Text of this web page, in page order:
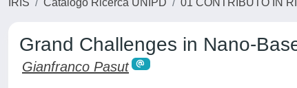
IRIS Catalogo Ricerca UNIPD 01 CONTRIBUTO IN
Grand Challenges in Nano-
Gianfranco Pasut